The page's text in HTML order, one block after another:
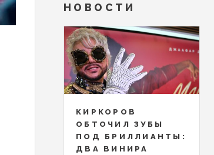
НОВОСТИ
КИРКОРОВ
ОБТОЧИЛ ЗУБЫ
ПОД БРИЛЛИАНТЫ:
ДВА ВИНИРА